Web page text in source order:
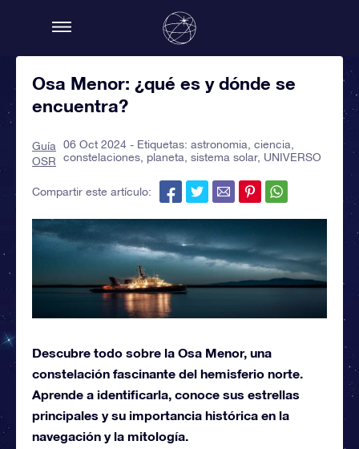
Osa Menor: ¿qué es y dónde se
encuentra?
Guía
OSR
06 Oct 2024 - Etiquetas:astronomia ,ciencia
constelaciones planeta ,sistema solar, UNIVERSO
Compartir este artículo:
Descubre todo sobre la Osa Menor, una
constelación fascinante del hemisferio norte.
Aprende a identificarla, conoce sus estrellas
principales y su importancia histórica en la
navegación y la mitología.